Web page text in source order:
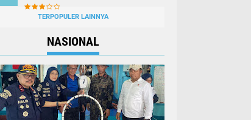
TERPOPULER LAINNYA
NASIONAL